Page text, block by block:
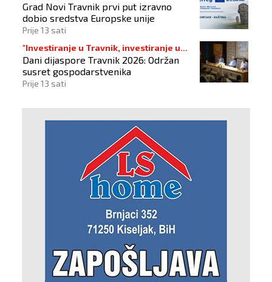
Grad Novi Travnik prvi put izravno
dobio sredstva Europske unije
Prije 13 sati
"Investiranje u Travnik, investiranje u
budućnost"
Dani dijaspore Travnik 2026: Održan
susret gospodarstvenika
Prije 13 sati